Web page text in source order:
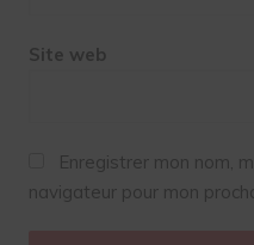
Site web
Enregistrer mon nom,
navigateur pour mon